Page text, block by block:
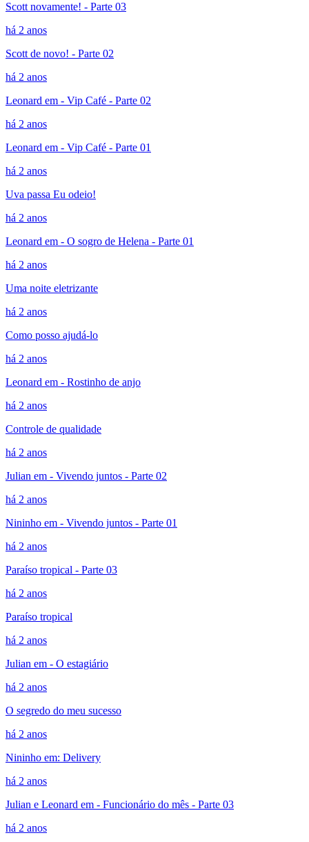
Scott novamente! - Parte 03
há 2 anos
Scott de novo! - Parte 02
há 2 anos
Leonard em - Vip Café - Parte 02
há 2 anos
Leonard em - Vip Café - Parte 01
há 2 anos
Uva passa Eu odeio!
há 2 anos
Leonard em - O sogro de Helena - Parte 01
há 2 anos
Uma noite eletrizante
há 2 anos
Como posso ajudá-lo
há 2 anos
Leonard em - Rostinho de anjo
há 2 anos
Controle de qualidade
há 2 anos
Julian em - Vivendo juntos - Parte 02
há 2 anos
Nininho em - Vivendo juntos - Parte 01
há 2 anos
Paraíso tropical - Parte 03
há 2 anos
Paraíso tropical
há 2 anos
Julian em - O estagiário
há 2 anos
O segredo do meu sucesso
há 2 anos
Nininho em: Delivery
há 2 anos
Julian e Leonard em - Funcionário do mês - Parte 03
há 2 anos